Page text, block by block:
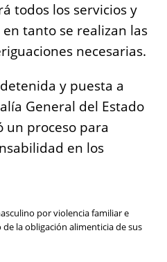
todos los servicios y
tanto se realizan las
necesarias.
y puesta a
General del Estado
un proceso para
en los
por violencia familiar e
la obligación alimenticia de sus